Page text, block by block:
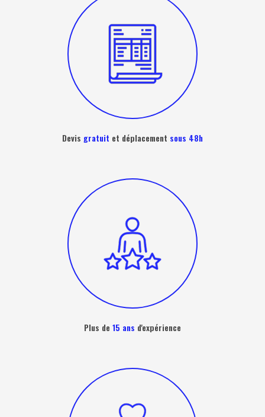
Devis gratuit et déplacement sous 48h
Plus de 15 ans d'expérience